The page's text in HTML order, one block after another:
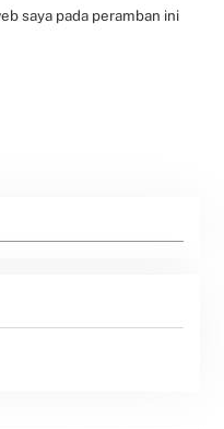
saya pada peramban ini